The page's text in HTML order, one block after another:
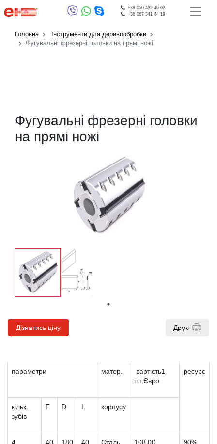
+38 050 432 46 02
+38 067 341 84 19
Головна
Інструменти для деревообробки
Фугувальні фрезерні головки на прямі ножі
Фугувальні фрезерні головки
на прямі ножі
Дізнатись ціну Друк
параметри матер.
вартість1
шт.Євро
ресурс
кільк.
зубів
F D L корпусу
4 40 180 40 Сталь 108,00 90%